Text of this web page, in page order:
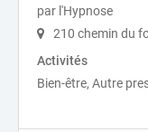
par l'Hypnose
210 chemin du
Activités
Bien-être, Autre